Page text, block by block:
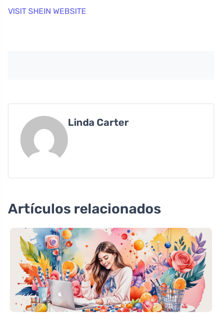
VISIT SHEIN WEBSITE
Linda Carter
Artículos relacionados